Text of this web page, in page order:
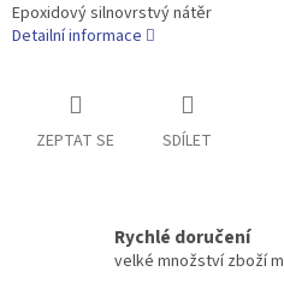
Epoxidový silnovrstvý nátěr
Detailní informace
ZEPTAT SE SDÍLET
Rychlé doručení
velké množství zboží